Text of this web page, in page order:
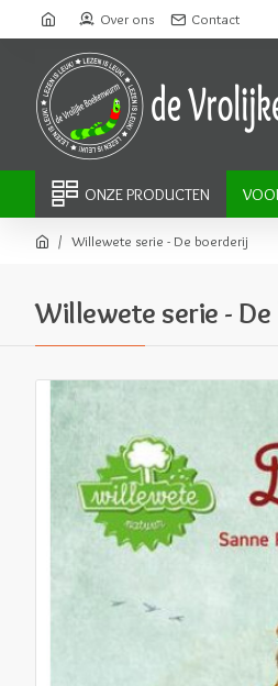
Over ons Contact
ONZE PRODUCTEN
Willewete serie - De boerderij
Willewete serie -